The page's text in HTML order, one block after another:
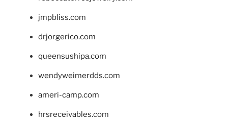
jmpbliss.com
drjorgerico.com
queensushipa.com
wendyweimerdds.com
ameri-camp.com
hrsreceivables.com